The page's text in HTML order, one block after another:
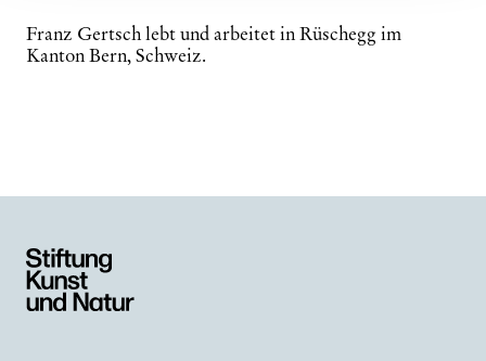
Franz Gertsch lebt und arbeitet in Rüschegg im
Kanton Bern, Schweiz.